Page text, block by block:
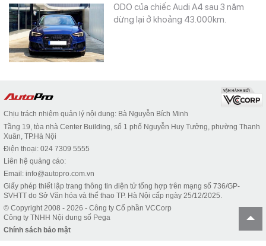
ODO của chiếc Audi A4 sau 3 năm
dừng lại ở khoảng 43.000km.
Chịu trách nhiệm quản lý nội dung: Bà Nguyễn Bích Minh
Tầng 19, tòa nhà Center Building, số 1 phố Nguyễn Huy Tưởng, phường Thanh
Xuân, TP.Hà Nội
Điện thoại: 024 7309 5555
Liên hệ quảng cáo:
Email: info@autopro.com.vn
Giấy phép thiết lập trang thông tin điện tử tổng hợp trên mạng số 736/GP-
SVHTT do Sở Văn hóa và thể thao TP. Hà Nội cấp ngày 25/12/2025.
© Copyright 2008 - 2026 - Công ty Cổ phần VCCorp
Công ty TNHH Nội dung số Pega
Chính sách bảo mật